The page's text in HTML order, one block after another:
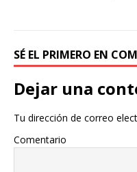
SÉ EL PRIMERO EN
Dejar una
Tu dirección de correo
Comentario